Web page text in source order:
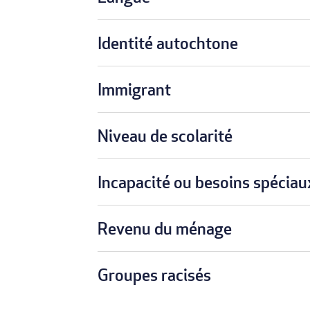
Identité autochtone
Immigrant
Niveau de scolarité
Incapacité ou besoins
Revenu du ménage
Groupes racisés